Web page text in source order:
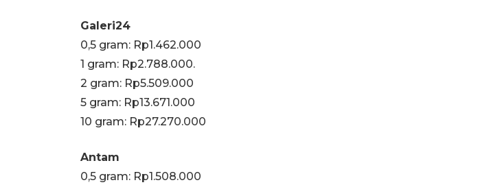
Galeri24
0,5 gram: Rp1.462.000
1 gram: Rp2.788.000.
‎2 gram: Rp5.509.000
‎5 gram: Rp13.671.000
‎10 gram: Rp27.270.000
Antam
0,5 gram: Rp1.508.000